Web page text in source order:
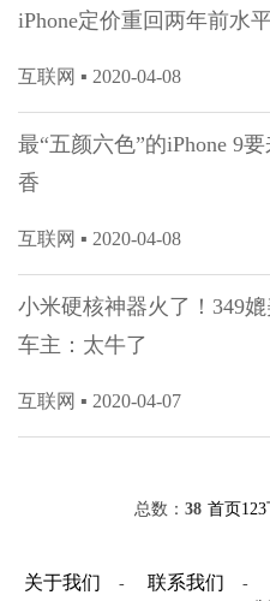
iPhone定价重回两年前水
互联网 ▪ 2020-04-08
最“五颜六色”的iPhone 9
香
互联网 ▪ 2020-04-08
小米硬核神器火了！349
车主：太牛了
互联网 ▪ 2020-04-07
总数： 38 首页123
关于我们 - 联系我们 -